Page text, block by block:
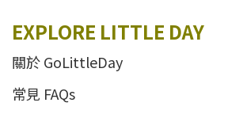
EXPLORE LITTLE DAY
關於 GoLittleDay
常見 FAQs